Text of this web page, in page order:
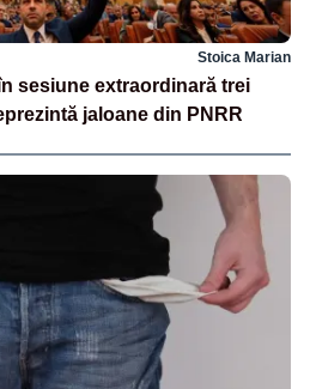
Stoica Marian
sesiune extraordinară trei
jaloane din PNRR